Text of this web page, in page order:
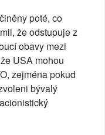
poté, co
že odstupuje z
obavy mezi
USA mohou
zejména pokud
bývalý